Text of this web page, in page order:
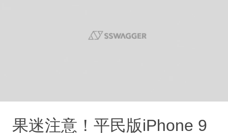
果迷注意！平民版iPhone 9